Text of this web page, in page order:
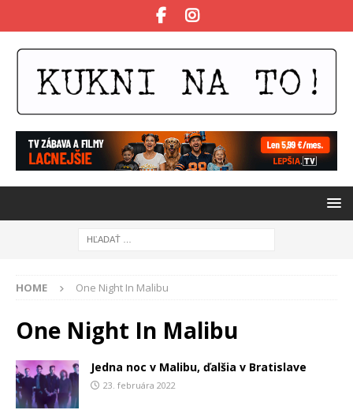
HOME One Night In Malibu
One Night In Malibu
Jedna noc v Malibu, ďalšia v Bratislave
23. februára 2022